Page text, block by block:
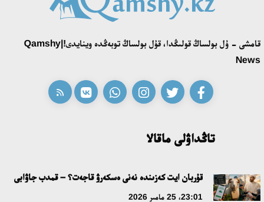
قامشى - ۇل بولساڭ قولىڭدا، قۇل بولساڭ توبەڭدە وينايدى!|Qamshy
News
تاڭداۋلى ماقالا
قۇربان ايت كەزىندە نەنى ەسكەرۋ قاجەت؟ – قمدب جاۋابى
23:01، 25 مامىر 2026